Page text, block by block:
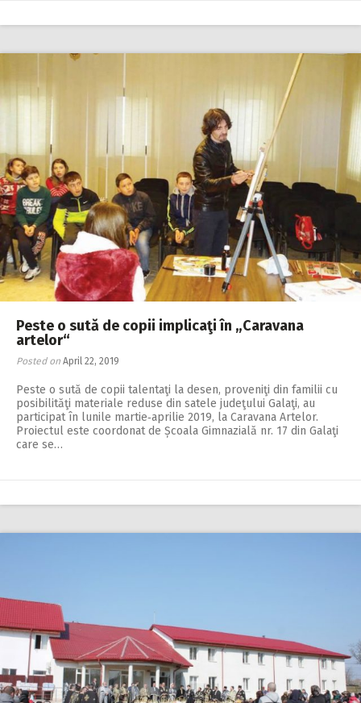
Peste o sută de copii implicaţi în „Caravana
artelor“
Posted on April 22, 2019
Peste o sută de copii talentaţi la desen, proveniţi din familii cu
posibilităţi materiale reduse din satele judeţului Galaţi, au
participat în lunile martie‑aprilie 2019, la Caravana Artelor.
Proiectul este coordonat de Școala Gimnazială nr. 17 din Galaţi
care se…